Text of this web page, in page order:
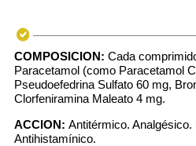
COMPOSICION: Cada
Paracetamol (como Paracetamol
Pseudoefedrina Sulfato 60 mg,
Clorfeniramina Maleato 4 mg.
ACCION: Antitérmico.
Antihistamínico.